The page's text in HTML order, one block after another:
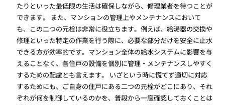
たりといった最低限の生活は確保しながら、修理業者を待つことが
できます。 また、マンションの管理上やメンテナンスにおいて
も、この二つの元栓は非常に役立ちます。例えば、給湯器の交換や
修理といった特定の作業を行う際に、必要な部分だけを安全に止水
できる方が効率的です。マンション全体の給水システムに影響を与
えることなく、各住戸の設備を個別に管理・メンテナンスしやすく
するための配慮とも言えます。 いざという時に慌てず適切に対応
するためにも、ご自身の住戸にある二つの元栓がどこにあり、それ
ぞれが何を制御しているのかを、普段から一度確認しておくことは